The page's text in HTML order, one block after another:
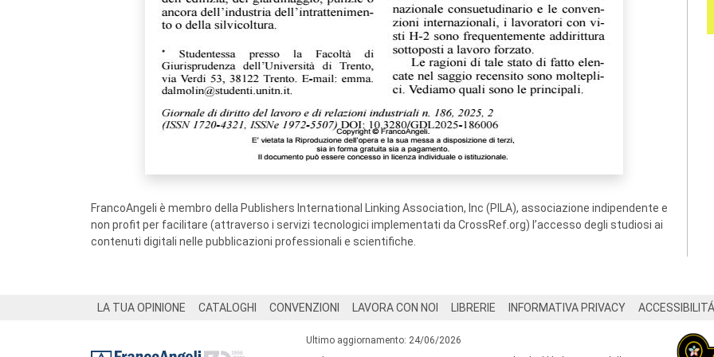
FrancoAngeli è membro della Publishers International Linking Association, Inc (PILA), associazione indipendente e
non profit per facilitare (attraverso i servizi tecnologici implementati da CrossRef.org) l’accesso degli studiosi ai
contenuti digitali nelle pubblicazioni professionali e scientifiche.
LA TUA OPINIONE CATALOGHI CONVENZIONI LAVORA CON NOI LIBRERIE INFORMATIVA PRIVACY ACCESSIBILITÁ
Ultimo aggiornamento: 24/06/2026